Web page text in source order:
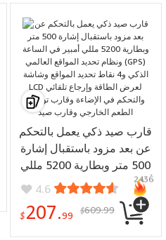
قارب صيد ذكي يعمل بالتحكم
عن بعد مزود باستقبال إشارة
500 متر وبطارية 5200 مللي
أمبير في الساعة ونظام تحديد
المواقع العالمي (GPS) الذكي
و4 نقاط تحديد المواقع وشاشة
4.6
$207.99 $609.99
2436